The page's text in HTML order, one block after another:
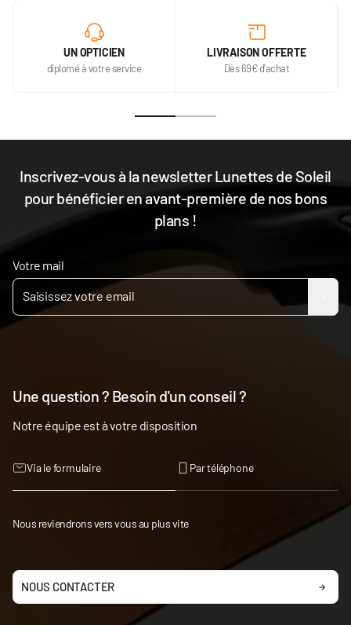
UN OPTICIEN
diplomé à votre service
LIVRAISON OFFERTE
Dès 69€ d'achat
Inscrivez-vous à la newsletter Lunettes de Soleil
pour bénéficier en avant-première de nos bons
plans !
Votre mail
Une question ? Besoin d'un conseil ?
Notre équipe est à votre disposition
Via le formulaire Par téléphone
Nous reviendrons vers vous au plus vite
NOUS CONTACTER